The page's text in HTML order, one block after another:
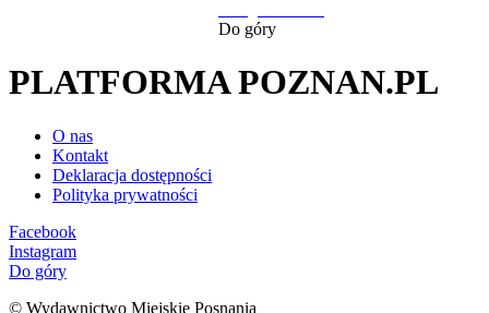
Do góry
PLATFORMA POZNAN.PL
O nas
Kontakt
Deklaracja dostępności
Polityka prywatności
Facebook
Instagram
Do góry
© Wydawnictwo Miejskie Posnania